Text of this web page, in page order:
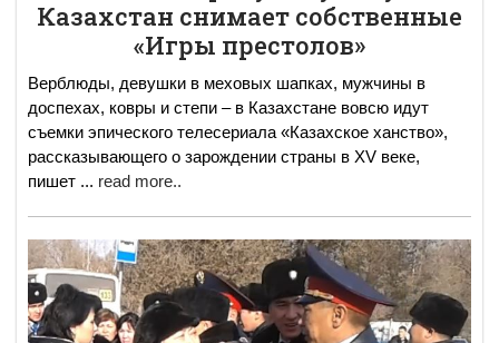
Казахстан снимает собственные
«Игры престолов»
Верблюды, девушки в меховых шапках, мужчины в
доспехах, ковры и степи – в Казахстане вовсю идут
съемки эпического телесериала «Казахское ханство»,
рассказывающего о зарождении страны в XV веке,
пишет ... read more..